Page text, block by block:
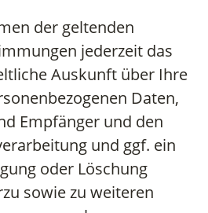
der geltenden
jederzeit das
Auskunft über Ihre
Daten,
Empfänger und den
und ggf. ein
oder Löschung
sowie zu weiteren